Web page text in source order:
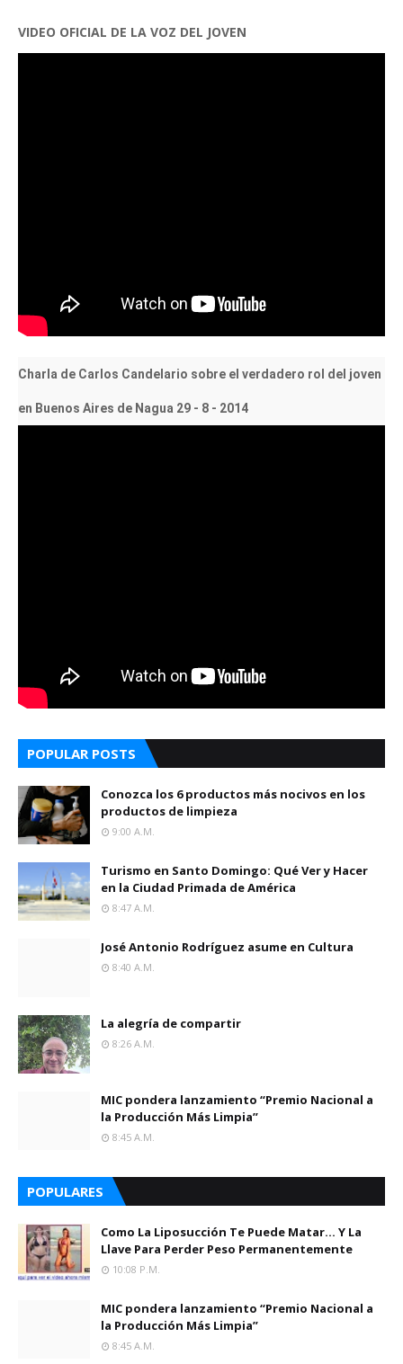
VIDEO OFICIAL DE LA VOZ DEL JOVEN
Charla de Carlos Candelario sobre el verdadero rol del joven
en Buenos Aires de Nagua 29 - 8 - 2014
POPULAR POSTS
Conozca los 6 productos más nocivos en los
productos de limpieza
9:00 A.m.
Turismo en Santo Domingo: Qué Ver y Hacer
en la Ciudad Primada de América
8:47 A.m.
José Antonio Rodríguez asume en Cultura
8:40 A.m.
La alegría de compartir
8:26 A.m.
MIC pondera lanzamiento “Premio Nacional a
la Producción Más Limpia”
8:45 A.m.
POPULARES
Como La Liposucción Te Puede Matar… Y La
Llave Para Perder Peso Permanentemente
10:08 P.m.
MIC pondera lanzamiento “Premio Nacional a
la Producción Más Limpia”
8:45 A.m.